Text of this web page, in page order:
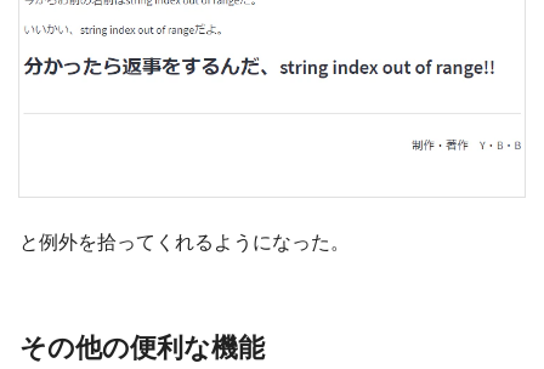
と例外を拾ってくれるようになった。
その他の便利な機能